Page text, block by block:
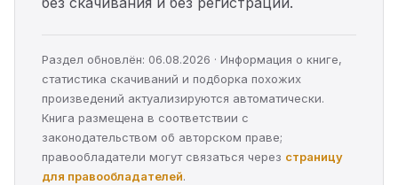
Раздел обновлён: 06.08.2026 · Информация о книге,
статистика скачиваний и подборка похожих
произведений актуализируются автоматически.
Книга размещена в соответствии с
законодательством об авторском праве;
правообладатели могут связаться через страницу
для правообладателей.